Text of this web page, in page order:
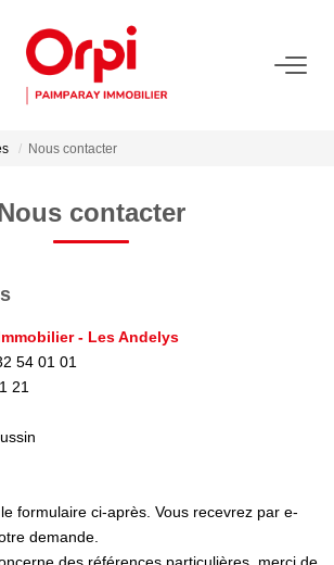
ESTIMER
Ligne La Valeur De Mon Bien
Une Estimation De Mon Bien
NOTRE AGENCE
Qui Sommes-Nous
Nous contacter
contacter
- Les Andelys
54 01 01
21
formulaire ci-après. Vous recevrez par e-
demande.